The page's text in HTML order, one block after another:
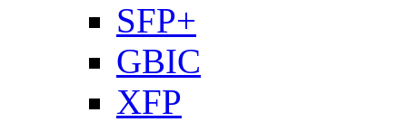
SFP+
GBIC
XFP